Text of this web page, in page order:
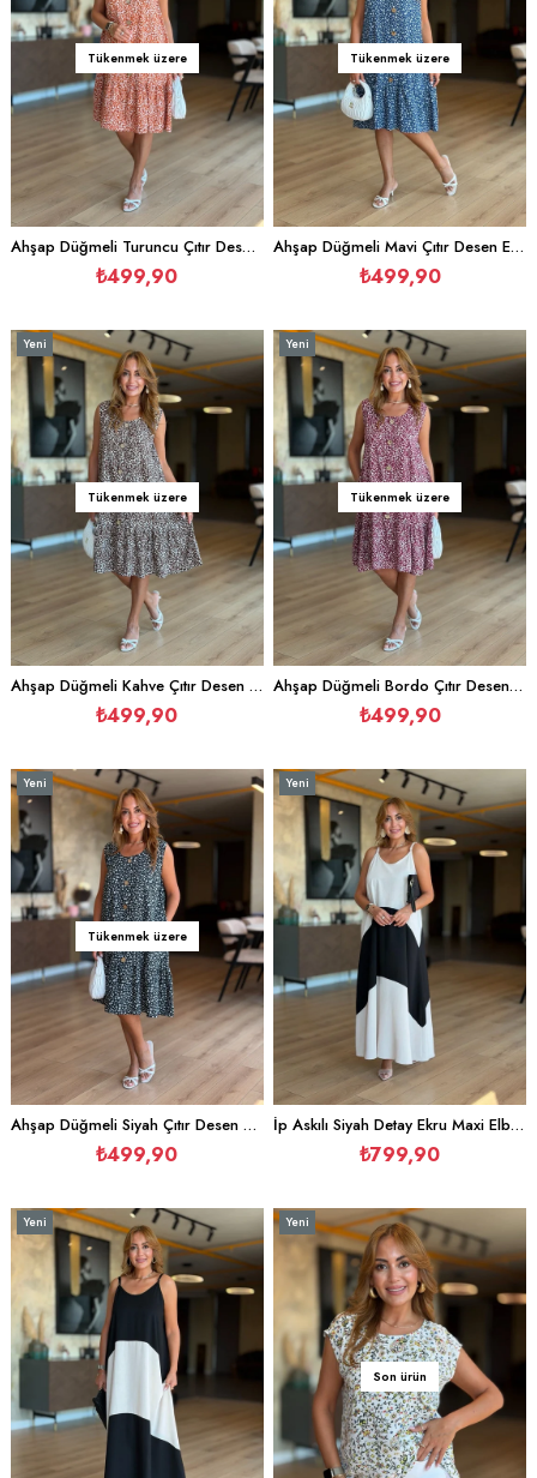
Tükenmek üzere
Ahşap Düğmeli Turuncu Çıtır Desen Elbise
₺499,90
Tükenmek üzere
Ahşap Düğmeli Mavi Çıtır Desen Elbise
₺499,90
Tükenmek üzere
Ahşap Düğmeli Kahve Çıtır Desen Elbise
₺499,90
Yeni
Ürün
Tükenmek üzere
Ahşap Düğmeli Bordo Çıtır Desen Elbise
₺499,90
Yeni
Ürün
Tükenmek üzere
Ahşap Düğmeli Siyah Çıtır Desen Elbise
₺499,90
Yeni
Ürün
İp Askılı Siyah Detay Ekru Maxi Elbise
₺799,90
Yeni
Ürün
Yeni
Ürün
Son ürün
Yeni
Ürün